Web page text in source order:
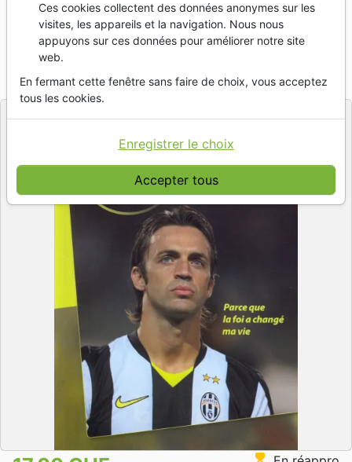
J'ai fait une promesse
Nicola Legrottaglie
Référence
EditeurOasis
Ces cookies collectent des données anonymes sur les
visites, les appareils et la navigation. Nous nous
appuyons sur ces données pour améliorer notre site
web.
En fermant cette fenêtre sans faire de choix, vous acceptez
tous les cookies.
Accepter tous
Enregistrer le choix